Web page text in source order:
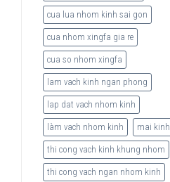
cua lua nhom kinh sai gon
cua nhom xingfa gia re
cua so nhom xingfa
lam vach kinh ngan phong
lap dat vach nhom kinh
làm vach nhom kinh mai kinh
thi cong vach kinh khung nhom
thi cong vach ngan nhom kinh